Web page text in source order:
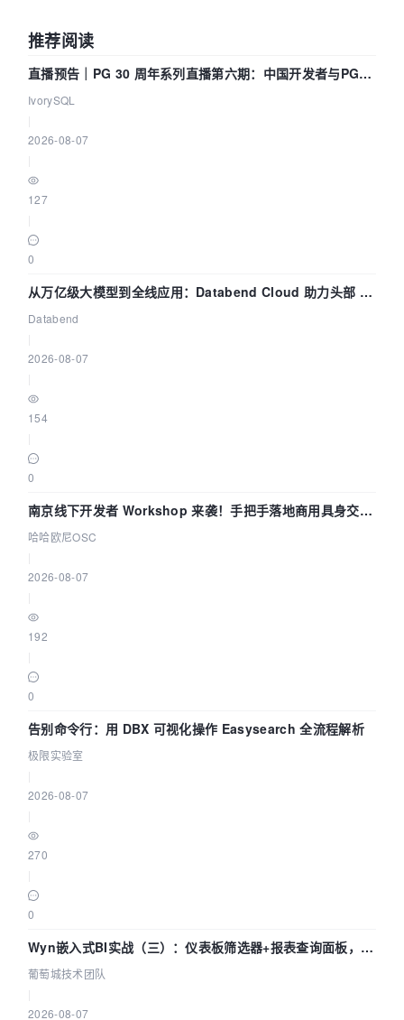
推荐阅读
直播预告｜PG 30 周年系列直播第六期：中国开发者与PG内
核——我们改得动吗？我们贡献了什么？
IvorySQL
2026-08-07
127
0
从万亿级大模型到全线应用：Databend Cloud 助力头部 AI
企业构建全链路 Trace 数据管道
Databend
2026-08-07
154
0
南京线下开发者 Workshop 来袭！手把手落地商用具身交互
智能 Agent 应用
哈哈欧尼OSC
2026-08-07
192
0
告别命令行：用 DBX 可视化操作 Easysearch 全流程解析
极限实验室
2026-08-07
270
0
Wyn嵌入式BI实战（三）：仪表板筛选器+报表查询面板，参
数联动全闭环
葡萄城技术团队
2026-08-07